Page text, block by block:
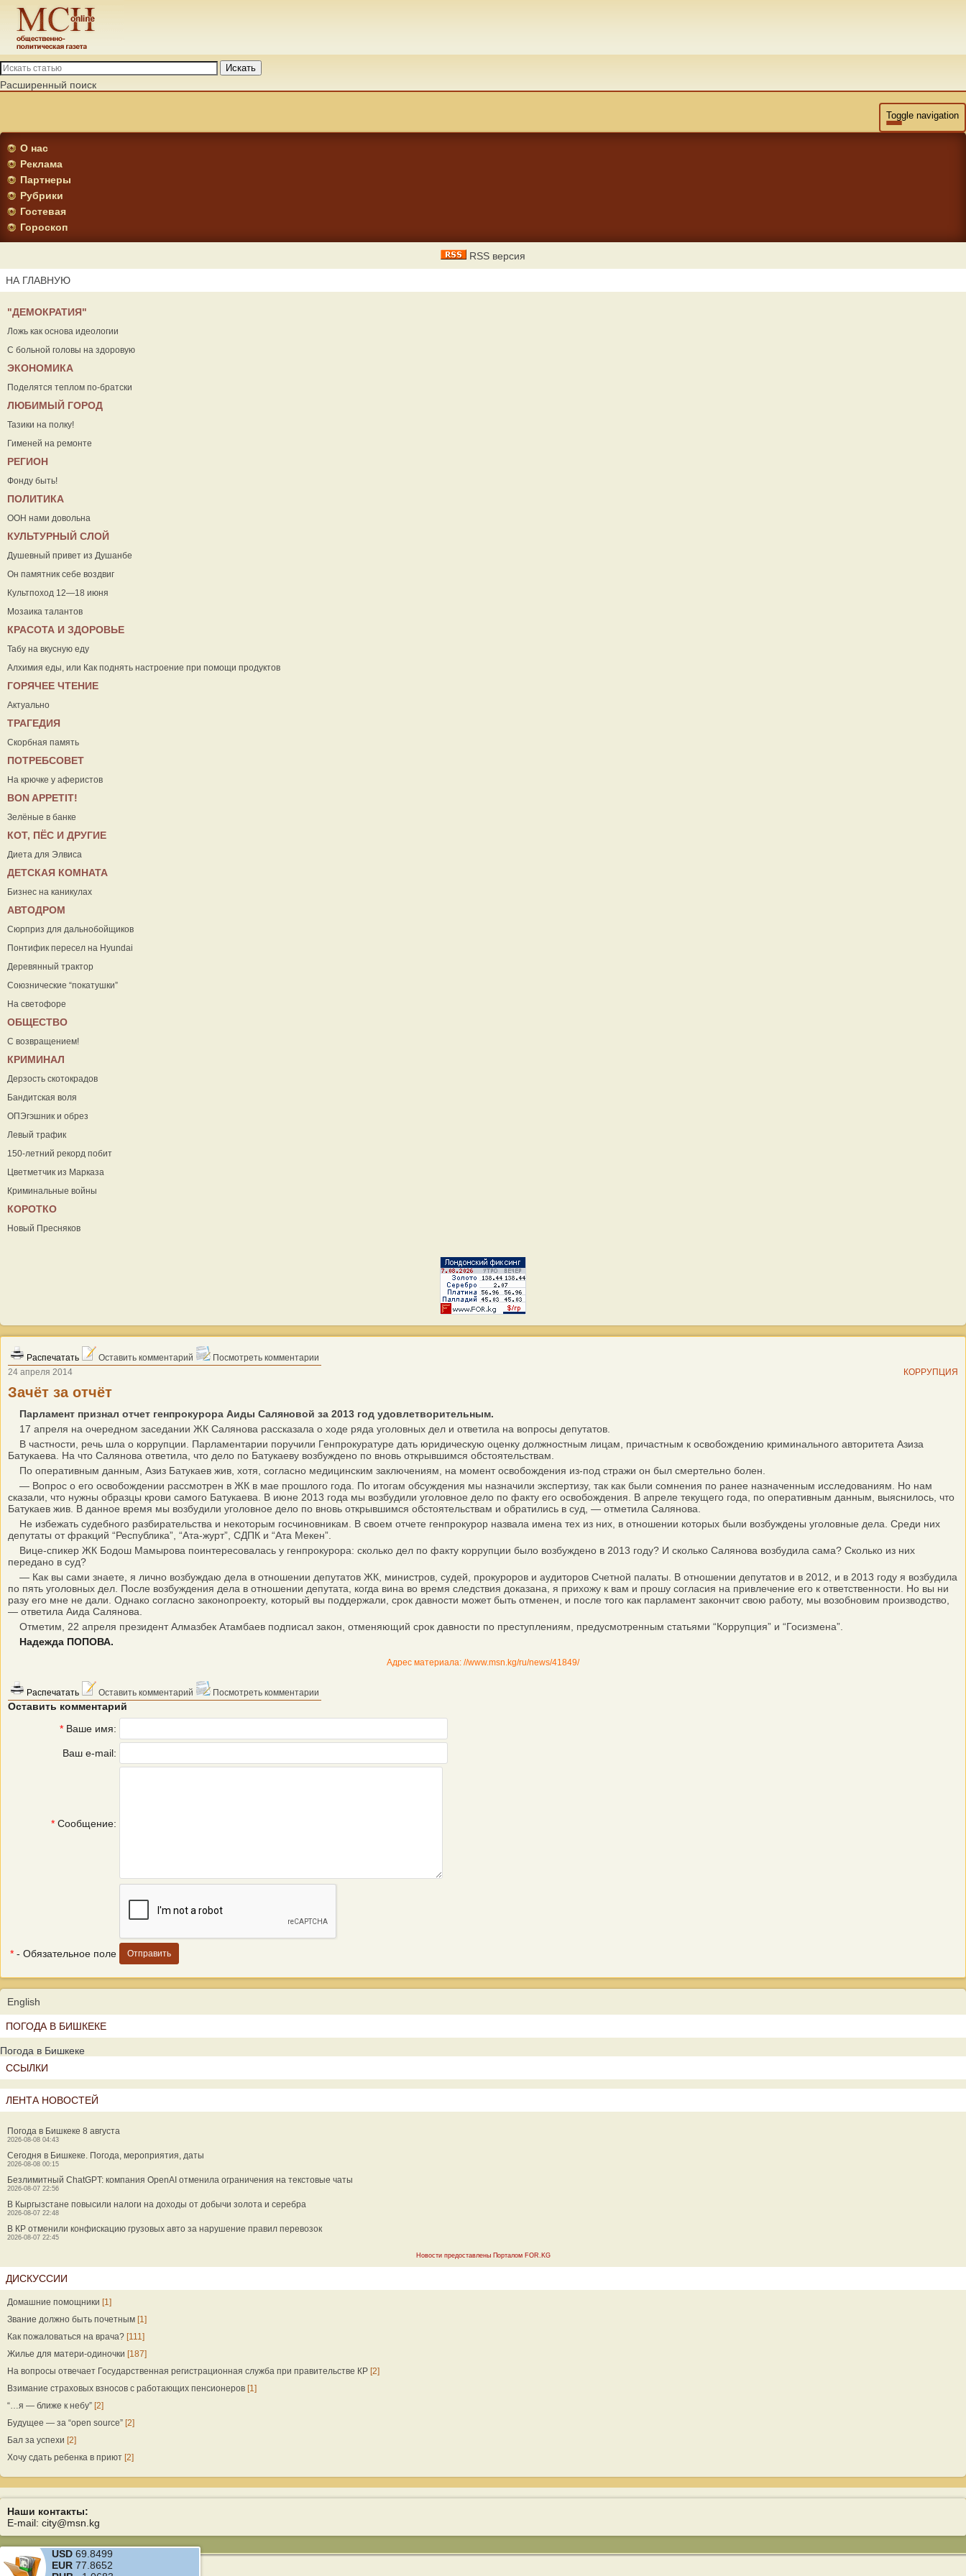
Искать
Расширенный поиск
Toggle navigation
О нас
Реклама
Партнеры
Рубрики
Гостевая
Гороскоп
RSS версия
НА ГЛАВНУЮ
"ДЕМОКРАТИЯ"
Ложь как основа идеологии
С больной головы на здоровую
ЭКОНОМИКА
Поделятся теплом по-братски
ЛЮБИМЫЙ ГОРОД
Тазики на полку!
Гименей на ремонте
РЕГИОН
Фонду быть!
ПОЛИТИКА
ООН нами довольна
КУЛЬТУРНЫЙ СЛОЙ
Душевный привет из Душанбе
Он памятник себе воздвиг
Культпоход 12—18 июня
Мозаика талантов
КРАСОТА И ЗДОРОВЬЕ
Табу на вкусную еду
Алхимия еды, или Как поднять настроение при помощи продуктов
ГОРЯЧЕЕ ЧТЕНИЕ
Актуально
ТРАГЕДИЯ
Скорбная память
ПОТРЕБСОВЕТ
На крючке у аферистов
ВON APPETIT!
Зелёные в банке
КОТ, ПЁС И ДРУГИЕ
Диета для Элвиса
ДЕТСКАЯ КОМНАТА
Бизнес на каникулах
АВТОДРОМ
Сюрприз для дальнобойщиков
Понтифик пересел на Hyundai
Деревянный трактор
Союзнические “покатушки”
На светофоре
ОБЩЕСТВО
С возвращением!
КРИМИНАЛ
Дерзость скотокрадов
Бандитская воля
ОПЭгэшник и обрез
Левый трафик
150-летний рекорд побит
Цветметчик из Марказа
Криминальные войны
КОРОТКО
Новый Пресняков
Распечатать Оставить комментарий
Посмотреть комментарии
24 апреля 2014
КОРРУПЦИЯ
Зачёт за отчёт
Парламент признал отчет генпрокурора Аиды Саляновой за 2013 год удовлетворительным.
17 апреля на очередном заседании ЖК Салянова рассказала о ходе ряда уголовных дел и ответила на вопросы депутатов.
В частности, речь шла о коррупции. Парламентарии поручили Генпрокуратуре дать юридическую оценку должностным лицам, причастным к освобождению криминального авторитета Азиза
Батукаева. На что Салянова ответила, что дело по Батукаеву возбуждено по вновь открывшимся обстоятельствам.
По оперативным данным, Азиз Батукаев жив, хотя, согласно медицинским заключениям, на момент освобождения из-под стражи он был смертельно болен.
— Вопрос о его освобождении рассмотрен в ЖК в мае прошлого года. По итогам обсуждения мы назначили экспертизу, так как были сомнения по ранее назначенным исследованиям. Но нам
сказали, что нужны образцы крови самого Батукаева. В июне 2013 года мы возбудили уголовное дело по факту его освобождения. В апреле текущего года, по оперативным данным, выяснилось, что
Батукаев жив. В данное время мы возбудили уголовное дело по вновь открывшимся обстоятельствам и обратились в суд, — отметила Салянова.
Не избежать судебного разбирательства и некоторым госчиновникам. В своем отчете генпрокурор назвала имена тех из них, в отношении которых были возбуждены уголовные дела. Среди них
депутаты от фракций “Республика”, “Ата-журт”, СДПК и “Ата Мекен”.
Вице-спикер ЖК Бодош Мамырова поинтересовалась у генпрокурора: сколько дел по факту коррупции было возбуждено в 2013 году? И сколько Салянова возбудила сама? Сколько из них
передано в суд?
— Как вы сами знаете, я лично возбуждаю дела в отношении депутатов ЖК, министров, судей, прокуроров и аудиторов Счетной палаты. В отношении депутатов и в 2012, и в 2013 году я возбудила
по пять уголовных дел. После возбуждения дела в отношении депутата, когда вина во время следствия доказана, я прихожу к вам и прошу согласия на привлечение его к ответственности. Но вы ни
разу его мне не дали. Однако согласно законопроекту, который вы поддержали, срок давности может быть отменен, и после того как парламент закончит свою работу, мы возобновим производство,
— ответила Аида Салянова.
Отметим, 22 апреля президент Алмазбек Атамбаев подписал закон, отменяющий срок давности по преступлениям, предусмотренным статьями “Коррупция” и “Госизмена”.
Надежда ПОПОВА.
Адрес материала: //www.msn.kg/ru/news/41849/
Распечатать Оставить комментарий Посмотреть комментарии
Оставить комментарий
* Ваше имя:
Ваш e-mail:
* Сообщение:
* - Обязательное поле
English
ПОГОДА В БИШКЕКЕ
Погода в Бишкеке
ССЫЛКИ
ЛЕНТА НОВОСТЕЙ
Погода в Бишкеке 8 августа
2026-08-08 04:43
Сегодня в Бишкеке. Погода, мероприятия, даты
2026-08-08 00:15
Безлимитный ChatGPT: компания OpenAI отменила ограничения на текстовые чаты
2026-08-07 22:56
В Кыргызстане повысили налоги на доходы от добычи золота и серебра
2026-08-07 22:48
В КР отменили конфискацию грузовых авто за нарушение правил перевозок
2026-08-07 22:45
Новости предоставлены Порталом FOR.KG
ДИСКУССИИ
Домашние помощники [1]
Звание должно быть почетным [1]
Как пожаловаться на врача? [111]
Жилье для матери-одиночки [187]
На вопросы отвечает Государственная регистрационная служба при правительстве КР [2]
Взимание страховых взносов с работающих пенсионеров [1]
“…я — ближе к небу” [2]
Будущее — за “open source” [2]
Бал за успехи [2]
Хочу сдать ребенка в приют [2]
Наши контакты:
E-mail: city@msn.kg
USD 69.8499
EUR 77.8652